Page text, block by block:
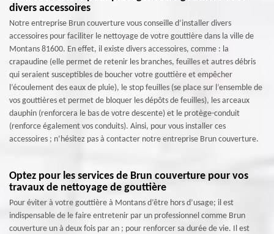
divers accessoires
Notre entreprise Brun couverture vous conseille d’installer divers
accessoires pour faciliter le nettoyage de votre gouttière dans la ville de
Montans 81600. En effet, il existe divers accessoires, comme : la
crapaudine (elle permet de retenir les branches, feuilles et autres débris
qui seraient susceptibles de boucher votre gouttière et empêcher
l’écoulement des eaux de pluie), le stop feuilles (se place sur l’ensemble de
vos gouttières et permet de bloquer les dépôts de feuilles), les arceaux
dauphin (renforcera le bas de votre descente) et le protège-conduit
(renforce également vos conduits). Ainsi, pour vous installer ces
accessoires ; n’hésitez pas à contacter notre entreprise Brun couverture.
Optez pour les services de Brun couverture pour vos
travaux de nettoyage de gouttière
Pour éviter à votre gouttière à Montans d’être hors d’usage; il est
indispensable de le faire entretenir par un professionnel comme Brun
couverture un à deux fois par an ; pour renforcer sa durée de vie. Il est